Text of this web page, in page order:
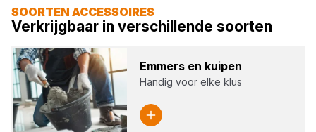
SOORTEN ACCESSOIRES
Verkrijgbaar in verschillende soorten
Emmers en kui­pen
Handig voor elke klus